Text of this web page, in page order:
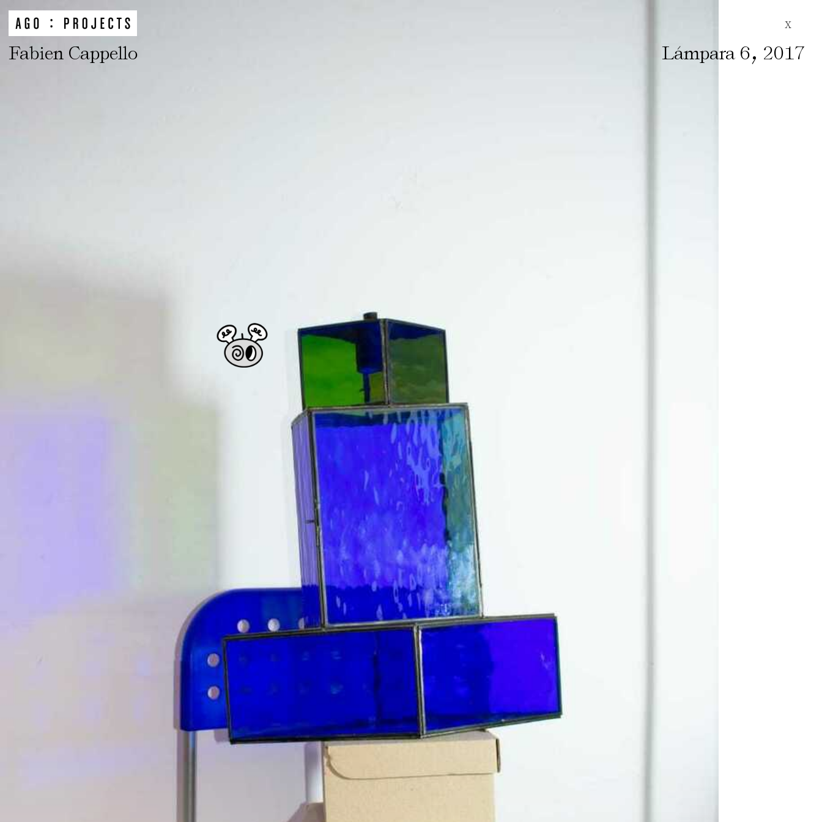
X
Fabien Cappello Lámpara 6, 2017